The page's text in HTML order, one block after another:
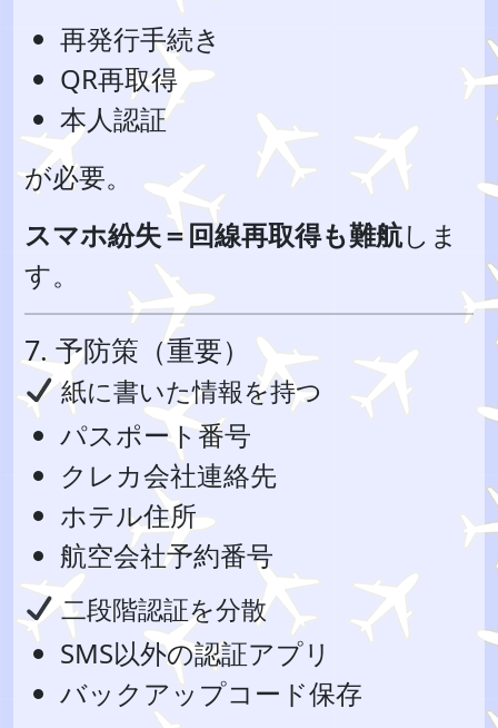
再発行手続き
QR再取得
本人認証
が必要。
スマホ紛失＝回線再取得も難航しま
す。
7. 予防策（重要）
紙に書いた情報を持つ
パスポート番号
クレカ会社連絡先
ホテル住所
航空会社予約番号
二段階認証を分散
SMS以外の認証アプリ
バックアップコード保存